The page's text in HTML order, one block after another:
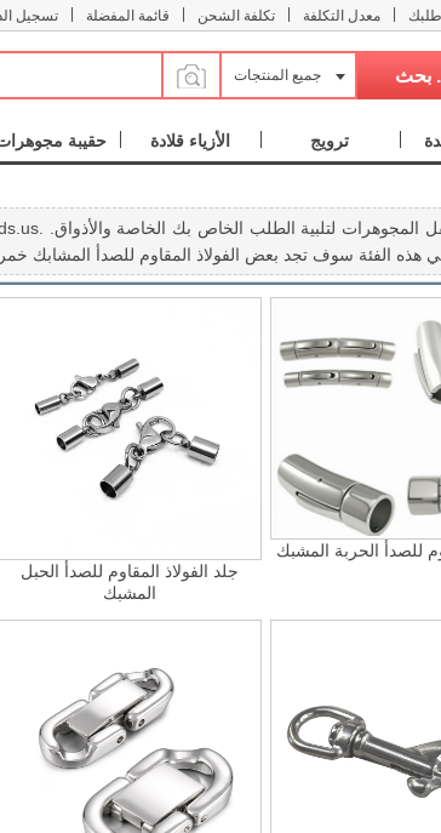
تسجيل قائمة المفضلة تكلفة الشحن معدل التكلفة طلبك
جميع المنتجات
حقيبة الأزياء قلادة ترويج
جلد الفولاذ المقاوم للصدأ الحبل
المشبك
للصدأ الحربة المشبك